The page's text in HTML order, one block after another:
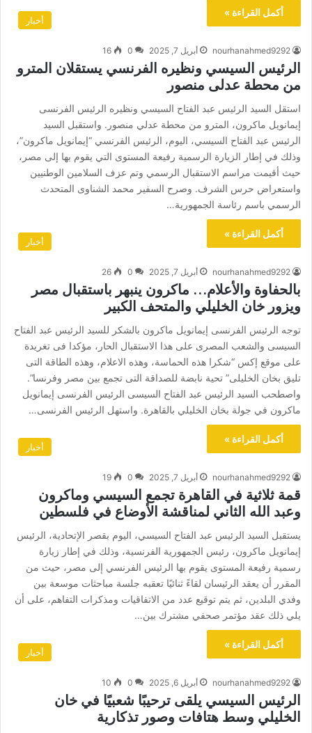
أكمل القراءة »
أخبار
nourhanahmed9292 أبريل 7, 2025 0
16
الرئيس السيسي ونظيره الفرنسي يستقلان المترو
من محطة عدلى منصور
استقل السيد الرئيس عبد الفتاح السيسي ونظيره الرئيس الفرنسى
إيمانويل ماكرون، المترو من محطة عدلي منصور. واستقبل السيد
الرئيس عبد الفتاح السيسي، اليوم، الرئيس الفرنسي “إيمانويل ماكرون”،
وذلك في إطار الزيارة الرسمية رفيعة المستوى التي يقوم بها إلى مصر،
حيث أقيمت مراسم الاستقبال الرسمي وتم عزف السلامين الوطنيين
واستعراض حرس الشرف. وصرح السفير محمد الشناوى المتحدث
الرسمي باسم رئاسة الجمهورية…
أكمل القراءة »
أخبار
nourhanahmed9292 أبريل 7, 2025 0
26
بالحفاوة والأعلام… ماكرون ينبهر باستقبال مصر
ويزور خان الخليلي والمتحف الكبير
توجه الرئيس الفرنسى إيمانويل ماكرون بالشكر للسيد الرئيس عبد الفتاح
السيسى والشعب المصرى على هذا الاستقبال الحار، مؤكدا فى تغريدة
على موقع إكس “شكرا هذه الحماسة، وهذه الاعلام، وهذه الطاقة التى
تليق بخان الخليلى” تحية نابضة للصداقة التى تجمع بين مصر وفرنسا”.
واصطحب السيد الرئيس عبد الفتاح السيسى الرئيس الفرنسى إيمانويل
ماكرون في جولة بخان الخليلي بالقاهرة. واستهل الرئيس الفرنسى…
أكمل القراءة »
أخبار
nourhanahmed9292 أبريل 7, 2025 0
19
قمة ثلاثية في القاهرة تجمع السيسي وماكرون
وعبد الله الثاني لمناقشة الأوضاع في فلسطين
يستقبل السيد الرئيس عبد الفتاح السيسي، اليوم بقصر الإتحادية، الرئيس
إيمانويل ماكرون، رئيس الجمهورية الفرنسية، وذلك في إطار زيارة
رسمية رفيعة المستوى يقوم بها الرئيس الفرنسي إلى مصر، حيث من
المقرر أن يعقد الرئيسان لقاءً ثنائيًا تعقبه جلسة مباحثات موسعة بين
وفدي البلدين، ثم يتم توقيع عدد من الاتفاقيات ومذكرات التفاهم، على أن
يلي ذلك عقد مؤتمر صحفي مشترك بين…
أكمل القراءة »
أخبار
nourhanahmed9292 أبريل 6, 2025 0
10
الرئيس السيسي يلقى ترحيبًا شعبيًا في خان
الخليلي وسط هتافات وصور تذكارية